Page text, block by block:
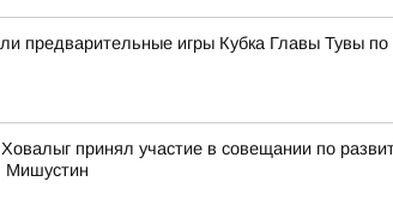
предварительные игры Кубка Главы Тувы
принял участие в совещании по
Мишустин